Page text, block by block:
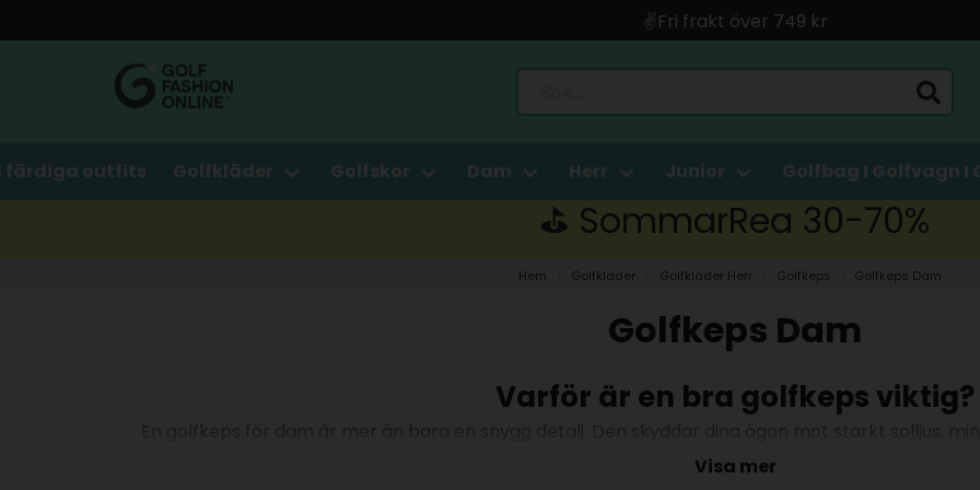
✌️Fri frakt över 749 kr
🛍️ Betala med Swish, Apple Pay, Kort & Faktura
färdiga outfits Golfkläder Golfskor Dam Herr Junior Golfbag I Golfvagn I
⛳️ SommarRea 30-70%
Hem Golfkläder Golfkläder Herr Golfkeps Golfkeps Dam
Golfkeps Dam
Varför är en bra golfkeps viktig?
En golfkeps för dam är mer än bara en snygg detalj. Den skyddar dina ögon mot starkt solljus,
hantera fukt och svett. Detta bidrar till bättre koncentration och komfort
Visa mer